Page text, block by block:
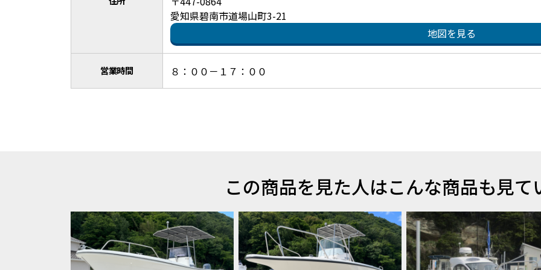
愛知県碧南市道場山町3-21
地図を見る
営業時間 ８：００－１７：００
この商品を見た人はこんな商品も見て